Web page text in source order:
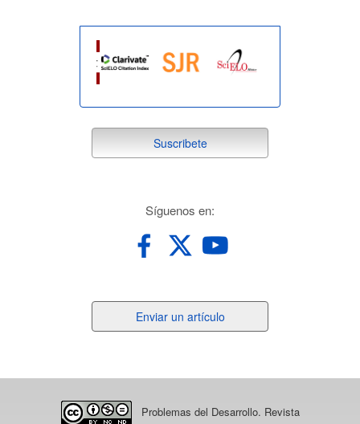
suscribete
Suscribete
Síguenos en:
un
Enviar un artículo
Problemas del Desarrollo. Revista